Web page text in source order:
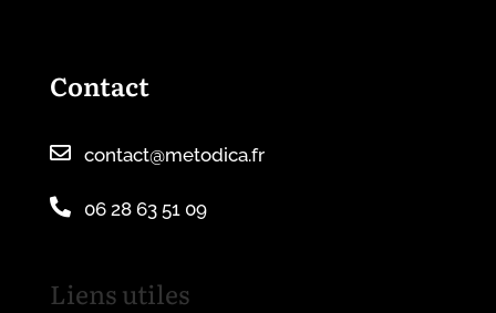
Contact
 contact@metodica.fr
 06 28 63 51 09
Liens utiles